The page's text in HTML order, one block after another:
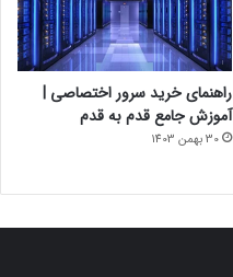
راهنمای خرید سرور اختصاصی |
آموزش جامع قدم به قدم
30 بهمن 1403